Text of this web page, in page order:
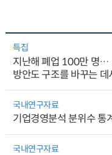
특집
지난해 폐업 100만 명…
방안도 구조를 바꾸는 데
국내연구자료
기업경영분석 분위수 통
국내연구자료